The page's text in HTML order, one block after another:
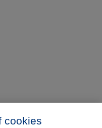
cookies